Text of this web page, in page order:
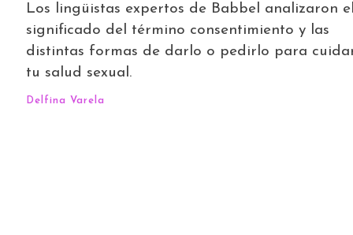
Los lingüistas expertos de Babbel analizaron
significado del término consentimiento y las
distintas formas de darlo o pedirlo para
tu salud sexual.
Delfina Varela